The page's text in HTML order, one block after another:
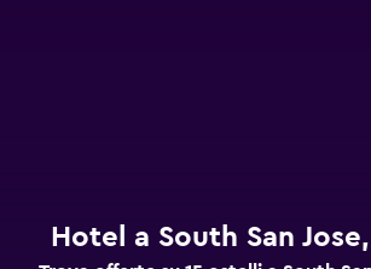
Hotel a South San